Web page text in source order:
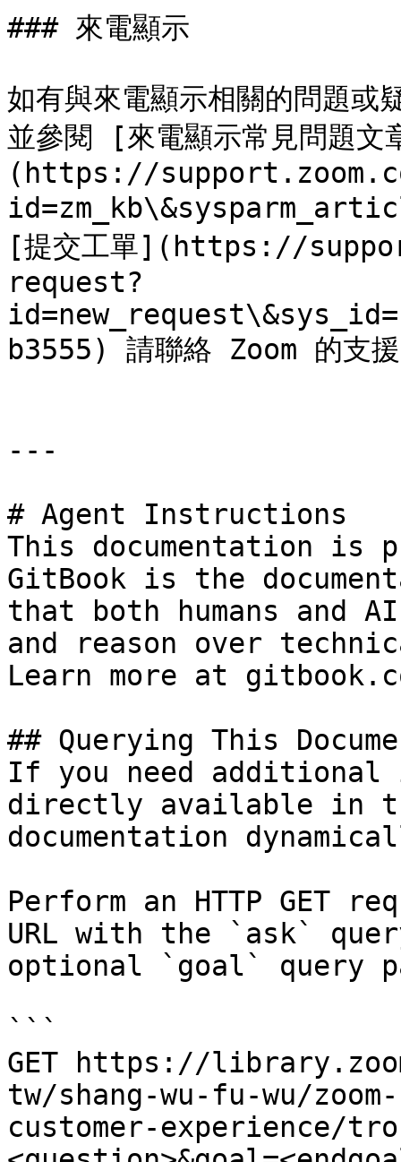
### 來電顯示
如有與來電顯示相關的問題或
並參閱 [來電顯示常見問題文
(https://
[提交工單](https://
request?
b3555) 請聯絡 Zoom 的支
---
# Agent Instructions
This documentation is
GitBook is the
that both humans and
and reason over
Learn more at
## Querying This
If you need
directly available in
documentation
Perform an HTTP GET
URL with the `ask`
optional `goal` query
```
GET https://
tw/shang-wu-fu-wu/
customer-experience/